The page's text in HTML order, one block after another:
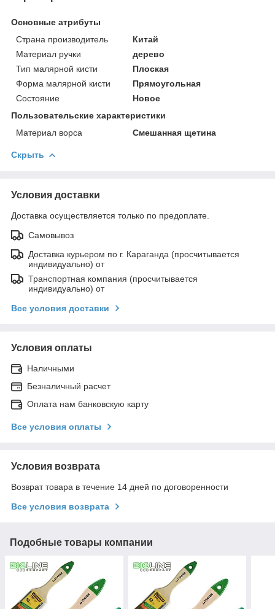
Основные атрибуты
Страна производитель
Китай
Материал ручки
дерево
Тип малярной кисти
Плоская
Форма малярной кисти
Прямоугольная
Состояние
Новое
Пользовательские характеристики
Материал ворса
Смешанная щетина
Скрыть
Условия доставки
Доставка осуществляется только по предоплате.
Самовывоз
Доставка курьером по г. Караганда (просчитывается
индивидуально) от
Транспортная компания (просчитывается
индивидуально) от
Все условия доставки
Условия оплаты
Наличными
Безналичный расчет
Оплата нам банковскую карту
Все условия оплаты
Условия возврата
Возврат товара в течение 14 дней по договоренности
Все условия возврата
Подобные товары компании